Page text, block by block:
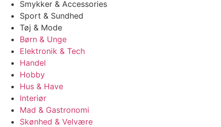
Smykker & Accessories
Sport & Sundhed
Tøj & Mode
Børn & Unge
Elektronik & Tech
Handel
Hobby
Hus & Have
Interiør
Mad & Gastronomi
Skønhed & Velvære